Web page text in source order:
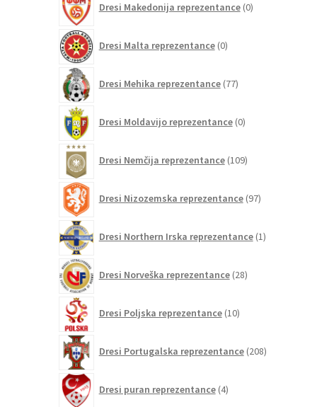
Dresi Makedonija reprezentance 0izdelkov
Dresi Malta reprezentance 0izdelkov
Dresi Mehika reprezentance 77izdelkov
Dresi Moldavijo reprezentance 0izdelkov
Dresi Nemčija reprezentance 109izdelkov
Dresi Nizozemska reprezentance 97izdelkov
Dresi Northern Irska reprezentance 1izdelek
Dresi Norveška reprezentance 28izdelkov
Dresi Poljska reprezentance 10izdelkov
Dresi Portugalska reprezentance 208izdelkov
Dresi puran reprezentance 4izdelki